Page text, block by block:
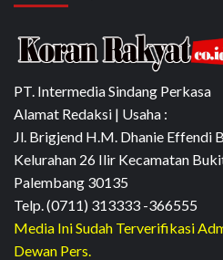
PT. Intermedia Sindang Perkasa
Alamat Redaksi | Usaha :
Jl. Brigjend H.M. Dhanie Effendi
Kelurahan 26 Ilir Kecamatan
Palembang 30135
Telp. (0711) 313333 -366555
Media Ini Sudah Terverifikasi
Dewan Pers.